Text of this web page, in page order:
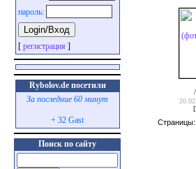
пароль:
[ регистрация ]
Rybolov.de посетили
За последние 60 минут
+ 32 Gast
Поиск по сайту
[
Страницы: